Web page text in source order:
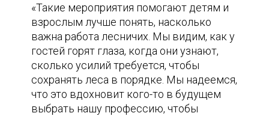
«Такие мероприятия помогают детям и
взрослым лучше понять, насколько
важна работа лесничих. Мы видим, как у
гостей горят глаза, когда они узнают,
сколько усилий требуется, чтобы
сохранять леса в порядке. Мы надеемся,
что это вдохновит кого-то в будущем
выбрать нашу профессию, чтобы